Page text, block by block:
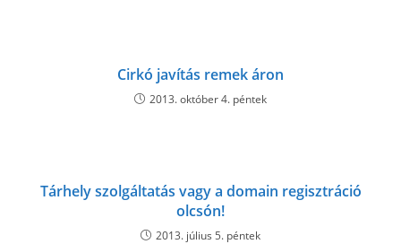
Cirkó javítás remek áron
2013. október 4. péntek
Tárhely szolgáltatás vagy a domain regisztráció
olcsón!
2013. július 5. péntek